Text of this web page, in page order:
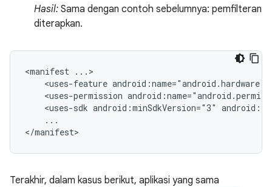
Hasil: Sama dengan contoh sebelumnya: pemfilteran
diterapkan.
<manifest
<uses-feature
<uses-permission
<uses-sdk android:minSdkVersion="3"
...
</manifest>
Terakhir, dalam kasus berikut, aplikasi yang sama